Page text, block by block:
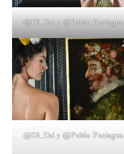
@Di_Uai y @Pablo Paniagua
@Di_Uai y @Pablo Paniagua